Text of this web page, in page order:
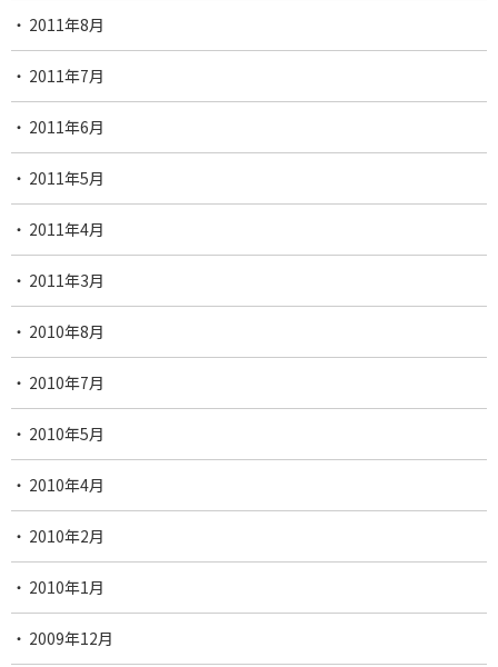
2011年8月
2011年7月
2011年6月
2011年5月
2011年4月
2011年3月
2010年8月
2010年7月
2010年5月
2010年4月
2010年2月
2010年1月
2009年12月